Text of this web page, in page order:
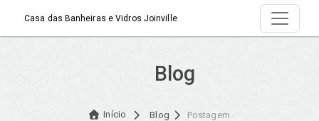
Casa das Banheiras e Vidros Joinville
Blog
Início Blog Postagem